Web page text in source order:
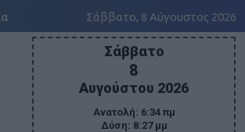
Σάββατο, 8 Αύγουστος 2026
Σάββατο
8
Αυγούστου 2026
Ανατολή: 6:34 πμ
Δύση: 8:27 μμ